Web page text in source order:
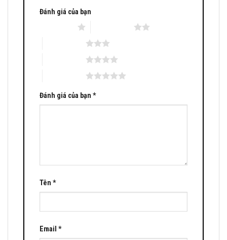
Đánh giá của bạn
Đánh giá của bạn *
Tên *
Email *